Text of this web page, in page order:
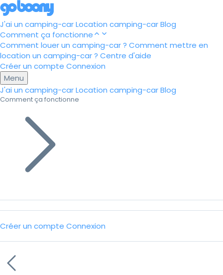
J'ai un camping-carLocation camping-carBlog
Comment ça fonctionne
Comment louer un camping-car ? Comment mettre en
location un camping-car ? Centre d'aide
Créer un compte Connexion
Menu
J'ai un camping-carLocation camping-carBlog
Comment ça fonctionne
Créer un compte Connexion